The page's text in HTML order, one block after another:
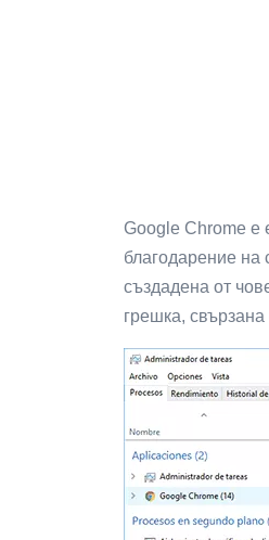
Google Chrome е
благодарение на
създадена от
грешка,